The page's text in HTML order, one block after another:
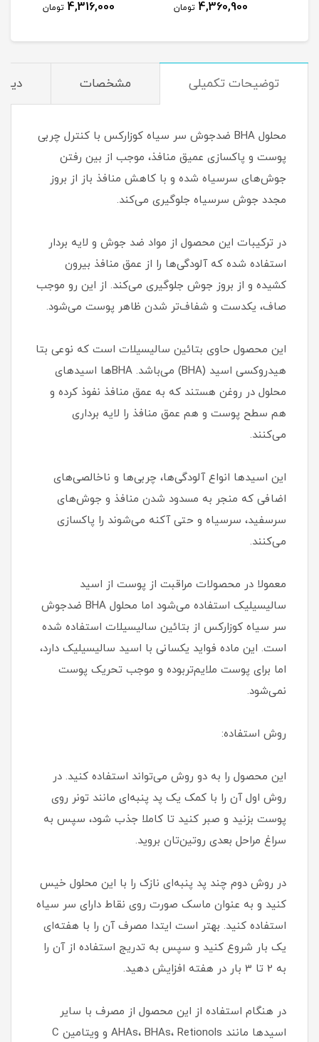
4,360,900 تومان 4,316,000 تومان
توضیحات تکمیلی مشخصات
محلول BHA ضدجوش سر سیاه کوزارکس با کنترل چربی
پوست و پاکسازی عمیق منافذ، موجب از بین رفتن
جوش‌های سرسیاه شده و با کاهش منافذ باز از بروز
مجدد جوش سرسیاه جلوگیری می‌کند.
در ترکیبات این محصول از مواد ضد جوش و لایه بردار
استفاده شده که آلودگی‌ها را از عمق منافذ بیرون
کشیده و از بروز جوش جلوگیری می‌کند. از این رو موجب
صاف، یکدست و شفاف‌تر شدن ظاهر پوست می‌شود.
این محصول حاوی بتائین سالیسیلات است که نوعی بتا
هیدروکسی اسید (BHA) می‌باشد. BHAها اسیدهای
محلول در روغن هستند که به عمق منافذ نفوذ کرده و
هم سطح پوست و هم عمق منافذ را لایه برداری
می‌کنند.
این اسیدها انواع آلودگی‌ها، چربی‌ها و ناخالصی‌های
اضافی که منجر به مسدود شدن منافذ و جوش‌های
سرسفید، سرسیاه و حتی آکنه می‌شوند را پاکسازی
می‌کنند.
معمولا در محصولات مراقبت از پوست از اسید
سالیسیلیک استفاده می‌شود اما محلول BHA ضدجوش
سر سیاه کوزارکس از بتائین سالیسیلات استفاده شده
است. این ماده فواید یکسانی با اسید سالیسیلیک دارد،
اما برای پوست ملایم‌تربوده و موجب تحریک پوست
نمی‌شود.
روش استفاده:
این محصول را به دو روش می‌تواند استفاده کنید. در
روش اول آن را با کمک یک پد پنبه‌ای مانند تونر روی
پوست بزنید و صبر کنید تا کاملا جذب شود، سپس به
سراغ مراحل بعدی روتین‌تان بروید.
در روش دوم چند پد پنبه‌ای نازک را با این محلول خیس
کنید و به عنوان ماسک صورت روی نقاط دارای سر سیاه
استفاده کنید. بهتر است ایتدا مصرف آن را با هفته‌ای
یک بار شروع کنید و سپس به تدریج استفاده از آن را
به 2 تا 3 بار در هفته افزایش دهید.
در هنگام استفاده از این محصول از مصرف با سایر
اسیدها مانند AHAs، BHAs، Retionols و ویتامین C